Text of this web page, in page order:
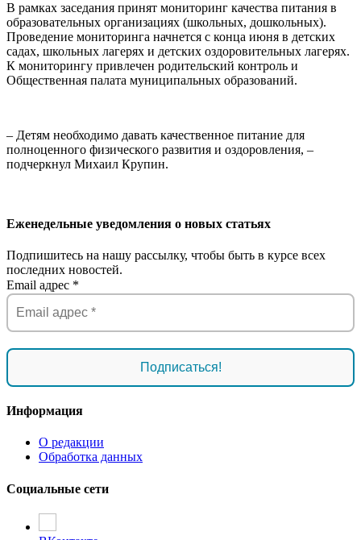
В рамках заседания принят мониторинг качества питания в
образовательных организациях (школьных, дошкольных).
Проведение мониторинга начнется с конца июня в детских
садах, школьных лагерях и детских оздоровительных лагерях.
К мониторингу привлечен родительский контроль и
Общественная палата муниципальных образований.
– Детям необходимо давать качественное питание для
полноценного физического развития и оздоровления, –
подчеркнул Михаил Крупин.
Еженедельные уведомления о новых статьях
Подпишитесь на нашу рассылку, чтобы быть в курсе всех
последних новостей.
Email адрес *
Информация
О редакции
Обработка данных
Социальные сети